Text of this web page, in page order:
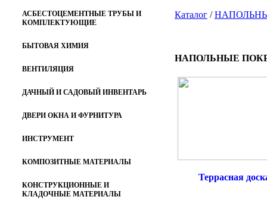
АСБЕСТОЦЕМЕНТНЫЕ ТРУБЫ И
КОМПЛЕКТУЮЩИЕ
БЫТОВАЯ ХИМИЯ
ВЕНТИЛЯЦИЯ
ДАЧНЫЙ И САДОВЫЙ ИНВЕНТАРЬ
ДВЕРИ ОКНА И ФУРНИТУРА
ИНСТРУМЕНТ
КОМПОЗИТНЫЕ МАТЕРИАЛЫ
КОНСТРУКЦИОННЫЕ И
КЛАДОЧНЫЕ МАТЕРИАЛЫ
Каталог /
НАПОЛЬНЫЕ
Террасная